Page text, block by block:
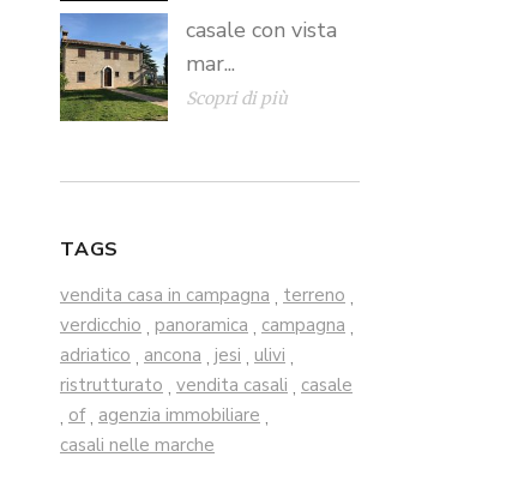
casale con vista
mar...
Scopri di più
TAGS
vendita casa in campagna , terreno ,
verdicchio , panoramica , campagna ,
adriatico , ancona ,jesi , ulivi ,
ristrutturato , vendita casali , casale
, of , agenzia immobiliare ,
casali nelle marche